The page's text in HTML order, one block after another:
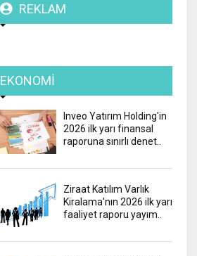
REKLAM
EKONOMI
Inveo Yatırım Holding'in
2026 ilk yarı finansal
raporuna sınırlı denet..
Ziraat Katılım Varlık
Kiralama'nın 2026 ilk yarı
faaliyet raporu yayım..